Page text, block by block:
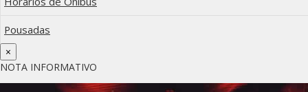
Pousadas
×
NOTA INFORMATIVO